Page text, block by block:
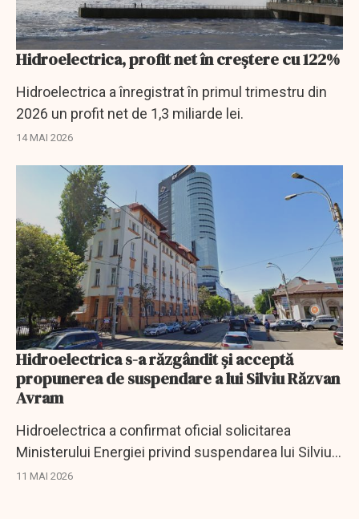
Hidroelectrica, profit net în creştere cu 122%
Hidroelectrica a înregistrat în primul trimestru din
2026 un profit net de 1,3 miliarde lei.
14 MAI 2026
Hidroelectrica s-a răzgândit și acceptă
propunerea de suspendare a lui Silviu Răzvan
Avram
Hidroelectrica a confirmat oficial solicitarea
Ministerului Energiei privind suspendarea lui Silviu
Răzvan Avram din Consiliul de Supraveghere.
11 MAI 2026